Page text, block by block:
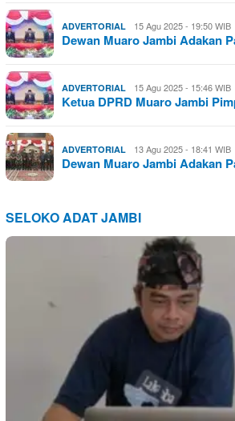
ADVERTORIAL 15 Agu 2025 - 19:50 WIB
Dewan Muaro Jambi Adakan
ADVERTORIAL 15 Agu 2025 - 15:46 WIB
Ketua DPRD Muaro Jambi
ADVERTORIAL 13 Agu 2025 - 18:41 WIB
Dewan Muaro Jambi Adakan
SELOKO ADAT JAMBI